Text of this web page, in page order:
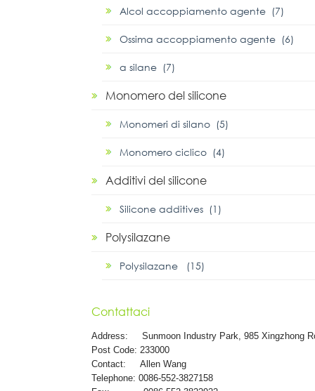
Alcol accoppiamento agente (7)
Ossima accoppiamento agente (6)
α silane (7)
Monomero del silicone
Monomeri di silano (5)
Monomero ciclico (4)
Additivi del silicone
Silicone additives (1)
Polysilazane
Polysilazane (15)
Contattaci
Address: Sunmoon Industry Park, 985 Xingzhong
Post Code: 233000
Contact: Allen Wang
Telephone: 0086-552-3827158